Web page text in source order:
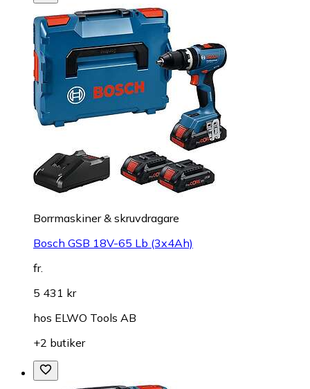
Borrmaskiner & skruvdragare
Bosch GSB 18V-65 Lb (3x4Ah)
fr.
5 431 kr
hos ELWO Tools AB
+2 butiker